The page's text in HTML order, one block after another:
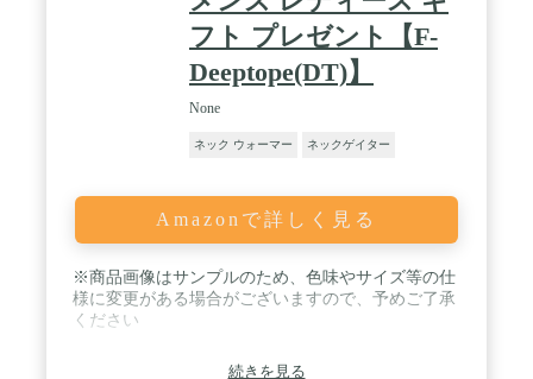
フト プレゼント【F-
Deeptope(DT)】
None
ネック ウォーマー ネックゲイター
Amazonで詳しく見る
※商品画像はサンプルのため、色味やサイズ等の仕
様に変更がある場合がございますので、予めご了承
ください
続きを見る